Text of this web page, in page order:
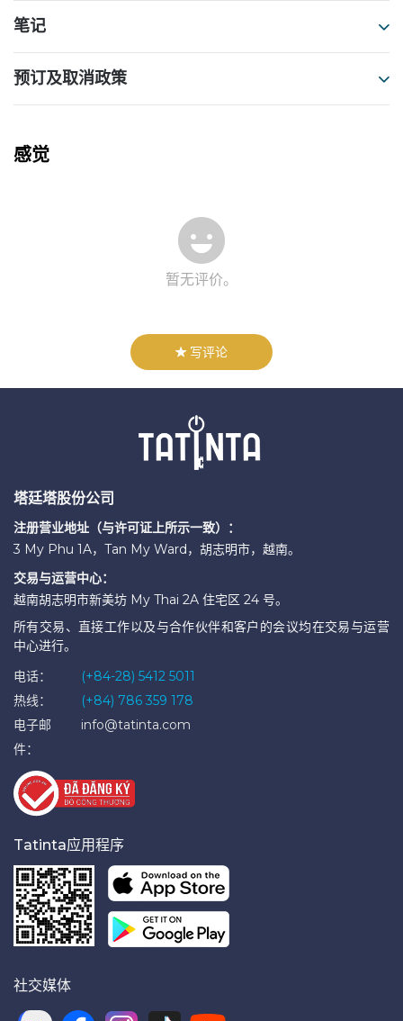
笔记
预订及取消政策
感觉
暂无评价。
写评论
塔廷塔股份公司
注册营业地址（与许可证上所示一致）：
3 My Phu 1A，Tan My Ward，胡志明市，越南。
交易与运营中心：
越南胡志明市新美坊 My Thai 2A 住宅区 24 号。
所有交易、直接工作以及与合作伙伴和客户的会议均在交易与运营
中心进行。
电话：
(+84-28) 5412 5011
热线：
(+84) 786 359 178
电子邮
件：
info@tatinta.com
Tatinta应用程序
社交媒体